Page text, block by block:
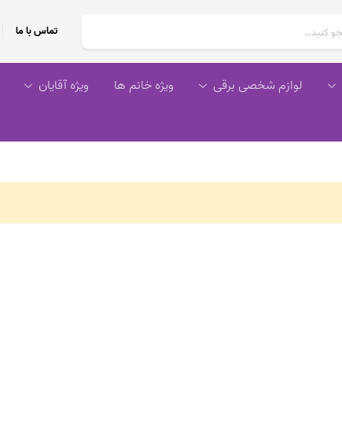
تماس با ما
لوازم شخصی برقی ویژه خانم ها ویژه آقایان